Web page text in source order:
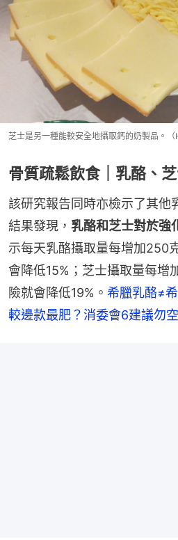
芝士是另一種能較安全地攝取鈣的奶製品。（
骨質疏鬆飲食｜乳酪、
該研究報告同時亦檢示了其他
結果發現， 乳酪和芝士對於強
示每天乳酪攝取量每增加250
會降低15%；芝士攝取量每增
險就會降低19%。 希臘乳酪≠
較邊款最肥？消委會6建議勿